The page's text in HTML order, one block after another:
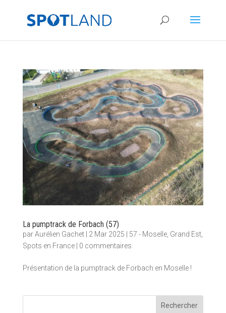
La pumptrack de Forbach (57)
parAurélien Gachet| 2 Mar 2025 57 - Moselle, Grand Est,
Spots en France| 0 commentaires
Présentation de la pumptrack de Forbach en Moselle !
Rechercher